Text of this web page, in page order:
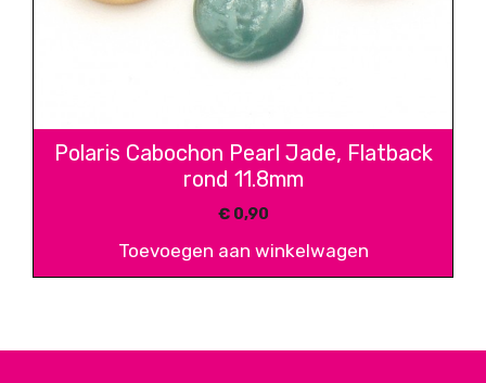
Polaris Cabochon Pearl Jade, Flatback
rond 11.8mm
€0,90
Toevoegen aan winkelwagen